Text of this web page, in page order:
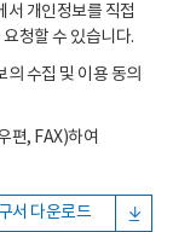
서 개인정보를 직접
요청할 수 있습니다.
의 수집 및 이용 동의
편, FAX)하여
서 다운로드